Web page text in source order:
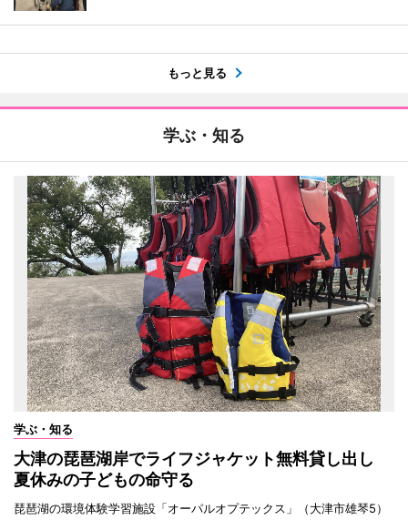
もっと見る
学ぶ・知る
学ぶ・知る
大津の琵琶湖岸でライフジャケット無料貸し出し
夏休みの子どもの命守る
琵琶湖の環境体験学習施設「オーパルオプテックス」（大津市雄琴5）